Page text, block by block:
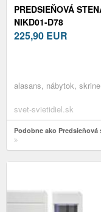
PREDSIEŇOVÁ
NIKD01-D78
225,90 EUR
alasans, nábytok,
svet-svietidiel.sk
Podobne ako Predsieňová